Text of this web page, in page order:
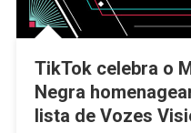
TikTok celebra o
Negra
lista de Vozes